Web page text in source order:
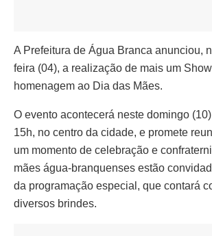
A Prefeitura de Água Branca anunciou,
feira (04), a realização de mais um
homenagem ao Dia das Mães.
O evento acontecerá neste domingo
15h, no centro da cidade, e promete
um momento de celebração e
mães água-branquenses estão
da programação especial, que contará
diversos brindes.